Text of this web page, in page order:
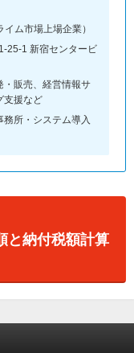
ム市場上場企業）
25-1 新宿センタービ
・販売、経営情報サ
支援など
所・システム導入
と納付税額計算